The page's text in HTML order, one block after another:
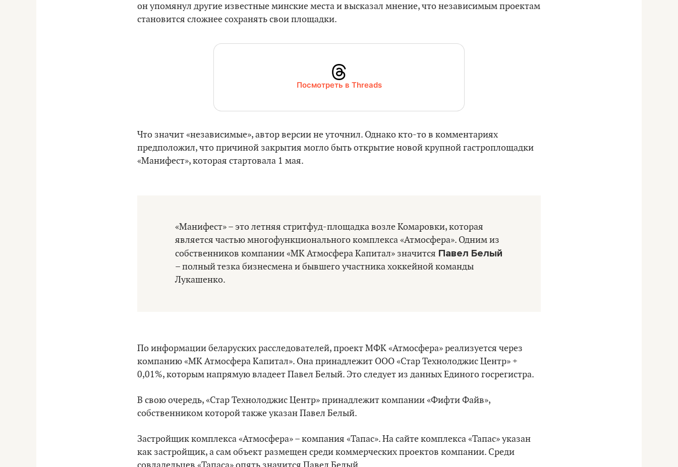
он упомянул другие известные минские места и высказал мнение, что независимым проектам
становится сложнее сохранять свои площадки.
Посмотреть в Threads
Что значит «независимые», автор версии не уточнил. Однако кто-то в комментариях
предположил, что причиной закрытия могло быть открытие новой крупной гастроплощадки
«Манифест», которая стартовала 1 мая.
«Манифест» – это летняя стритфуд-площадка возле Комаровки, которая
является частью многофункционального комплекса «Атмосфера». Одним из
собственников компании «МК Атмосфера Капитал» значится Павел Белый
– полный тезка бизнесмена и бывшего участника хоккейной команды
Лукашенко.
По информации беларуских расследователей, проект МФК «Атмосфера» реализуется через
компанию «МК Атмосфера Капитал». Она принадлежит ООО «Стар Технолоджис Центр» +
0,01%, которым напрямую владеет Павел Белый. Это следует из данных Единого госрегистра.
В свою очередь, «Стар Технолоджис Центр» принадлежит компании «Фифти Файв»,
собственником которой также указан Павел Белый.
Застройщик комплекса «Атмосфера» – компания «Тапас». На сайте комплекса «Тапас» указан
как застройщик, а сам объект размещен среди коммерческих проектов компании. Среди